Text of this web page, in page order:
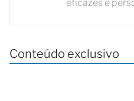
eficazes e
Conteúdo exclusivo